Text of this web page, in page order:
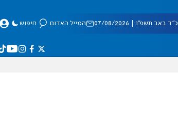
כ"ד באב תשפ"ו | 07/08/2026 המייל האדום חיפוש